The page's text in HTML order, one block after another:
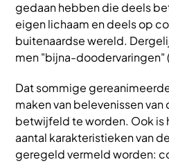
gedaan hebben die deels
eigen lichaam en deels op
buitenaardse wereld.
men "bijna-doodervaringen"
Dat sommige
maken van belevenissen
betwijfeld te worden. Ook is
aantal karakteristieken van
geregeld vermeld worden: